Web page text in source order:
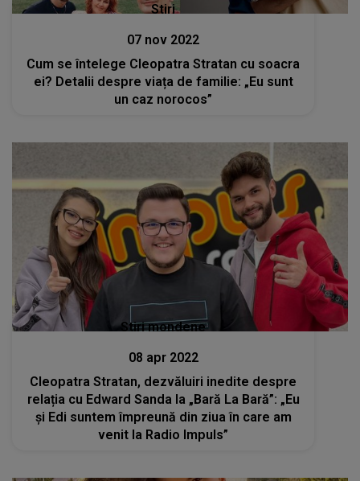
Stiri
07 nov 2022
Cum se întelege Cleopatra Stratan cu soacra
ei? Detalii despre viața de familie: „Eu sunt
un caz norocos”
Stiri mondene
08 apr 2022
Cleopatra Stratan, dezvăluiri inedite despre
relația cu Edward Sanda la „Bară La Bară”: „Eu
și Edi suntem împreună din ziua în care am
venit la Radio Impuls”